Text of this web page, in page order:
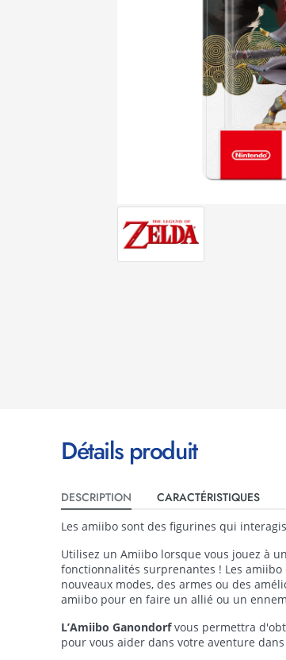
Détails produit
DESCRIPTION CARACTÉRISTIQUES
Les amiibo sont des figurines qui
Utilisez un Amiibo lorsque vous jouez à
fonctionnalités surprenantes ! Les
nouveaux modes, des armes ou des
amiibo pour en faire un allié ou un
L’Amiibo Ganondorfvous permettra
pour vous aider dans votre aventure